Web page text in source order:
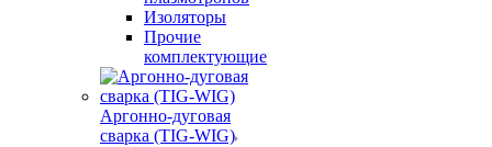
Изоляторы
Прочие
комплектующие
Аргонно-дуговая
сварка (TIG-WIG)